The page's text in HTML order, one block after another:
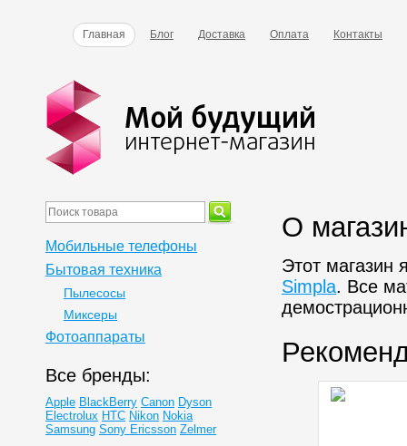
Главная Блог Доставка Оплата Контакты
О
Этот магазин
Simpla. Все
Мобильные телефоны
Бытовая техника
Пылесосы
Миксеры
Фотоаппараты
Все бренды:
Apple BlackBerry Canon Dyson
Electrolux HTC Nikon Nokia
Samsung Sony Ericsson Zelmer